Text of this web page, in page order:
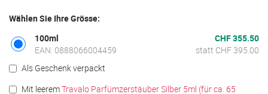
Wählen Sie Ihre Grösse:
100ml
EAN: 0888066004459
CHF 355.50
statt CHF 395.00
Als Geschenk verpackt
Mit leeremTravalo Parfümzerstäuber Silber 5ml (für ca. 65